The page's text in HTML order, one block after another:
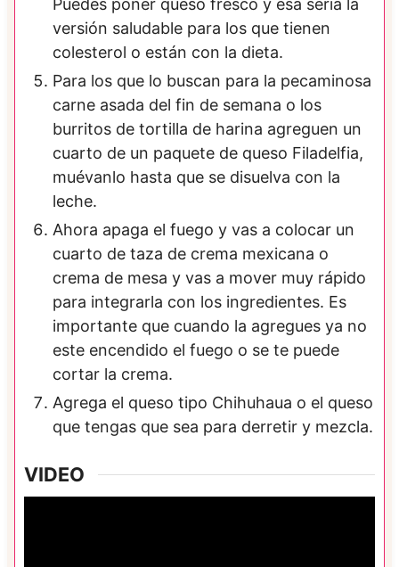
Puedes poner queso fresco y esa sería la
versión saludable para los que tienen
colesterol o están con la dieta.
Para los que lo buscan para la pecaminosa
carne asada del fin de semana o los
burritos de tortilla de harina agreguen un
cuarto de un paquete de queso Filadelfia,
muévanlo hasta que se disuelva con la
leche.
Ahora apaga el fuego y vas a colocar un
cuarto de taza de crema mexicana o
crema de mesa y vas a mover muy rápido
para integrarla con los ingredientes. Es
importante que cuando la agregues ya no
este encendido el fuego o se te puede
cortar la crema.
Agrega el queso tipo Chihuhaua o el queso
que tengas que sea para derretir y mezcla.
VIDEO